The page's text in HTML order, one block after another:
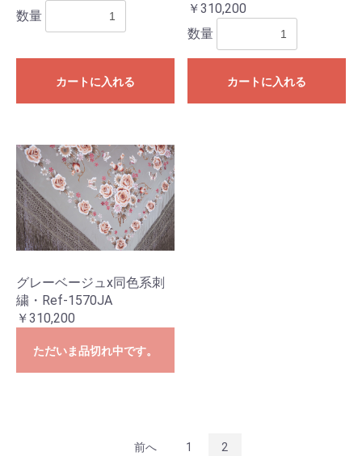
数量
カートに入れる
￥310,200
数量
カートに入れる
グレーベージュx同色系刺
繍・Ref-1570JA
￥310,200
ただいま品切れ中です。
前へ 1 2